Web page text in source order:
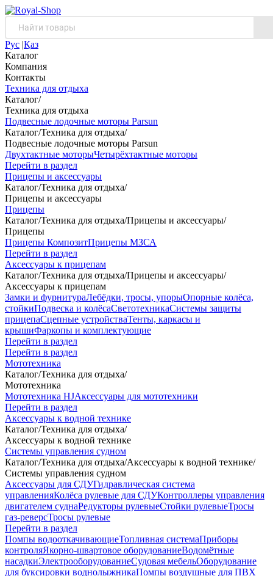
Рус |Қаз
Каталог
Компания
Контакты
Техника для отдыха
Каталог/
Техника для отдыха
Подвесные лодочные моторы Parsun
Каталог/Техника для отдыха/
Подвесные лодочные моторы Parsun
Двухтактные моторыЧетырёхтактные моторы
Перейти в раздел
Прицепы и аксессуары
Каталог/Техника для отдыха/
Прицепы и аксессуары
Прицепы
Каталог/Техника для отдыха/Прицепы и аксессуары/
Прицепы
Прицепы КомпозитПрицепы МЗСА
Перейти в раздел
Аксессуары к прицепам
Каталог/Техника для отдыха/Прицепы и аксессуары/
Аксессуары к прицепам
Замки и фурнитураЛебёдки, тросы, упорыОпорные колёса,
стойкиПодвеска и колёсаСветотехникаСистемы защиты
прицепаСцепные устройстваТенты, каркасы и
крышиФаркопы и комплектующие
Перейти в раздел
Перейти в раздел
Мототехника
Каталог/Техника для отдыха/
Мототехника
Мототехника HJАксессуары для мототехники
Перейти в раздел
Аксессуары к водной технике
Каталог/Техника для отдыха/
Аксессуары к водной технике
Системы управления судном
Каталог/Техника для отдыха/Аксессуары к водной технике/
Системы управления судном
Аксессуары для СДУГидравлическая система
управленияКолёса рулевые для СДУКонтроллеры управления
двигателем суднаРедукторы рулевыеСтойки рулевыеТросы
газ-реверсТросы рулевые
Перейти в раздел
Помпы водооткачивающиеТопливная системаПриборы
контроляЯкорно-швартовое оборудованиеВодомётные
насадкиЭлектрооборудованиеСудовая мебельОборудование
для буксировки воднолыжникаПомпы воздушные для ПВХ